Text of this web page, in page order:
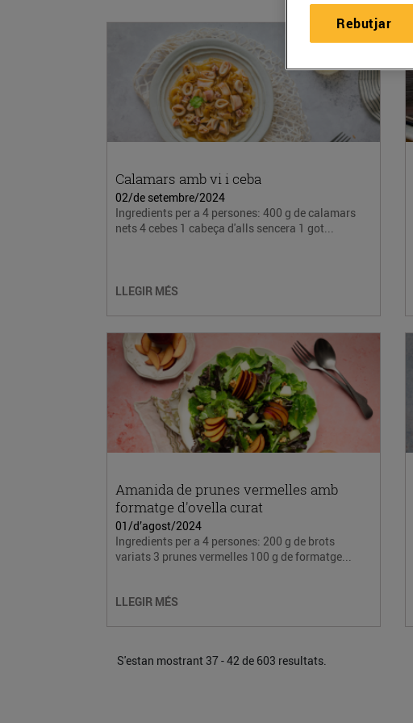
Calamars amb vi i ceba
02/de setembre/2024
Ingredients per a 4 persones: 400 g de calamars
nets 4 cebes 1 cabeça d'alls sencera 1 got...
LLEGIR MÉS
Amanida de prunes vermelles amb
formatge d'ovella curat
01/d’agost/2024
Ingredients per a 4 persones: 200 g de brots
variats 3 prunes vermelles 100 g de formatge...
LLEGIR MÉS
S'estan mostrant 37 - 42 de 603 resultats.
Rebutjar